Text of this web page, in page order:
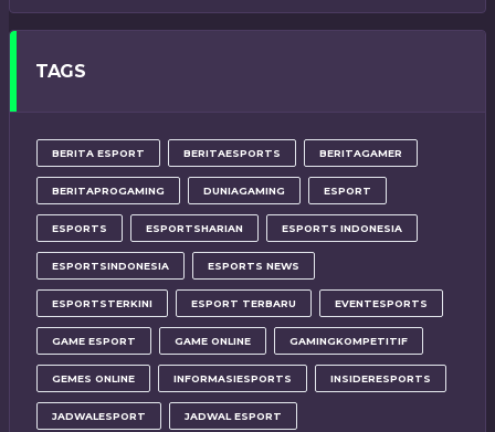
TAGS
BERITA ESPORT BERITAESPORTS BERITAGAMER
BERITAPROGAMING DUNIAGAMING ESPORT
ESPORTS ESPORTSHARIAN ESPORTS INDONESIA
ESPORTSINDONESIA ESPORTS NEWS
ESPORTSTERKINI ESPORT TERBARU EVENTESPORTS
GAME ESPORT GAME ONLINE GAMINGKOMPETITIF
GEMES ONLINE INFORMASIESPORTS INSIDERESPORTS
JADWALESPORT JADWAL ESPORT